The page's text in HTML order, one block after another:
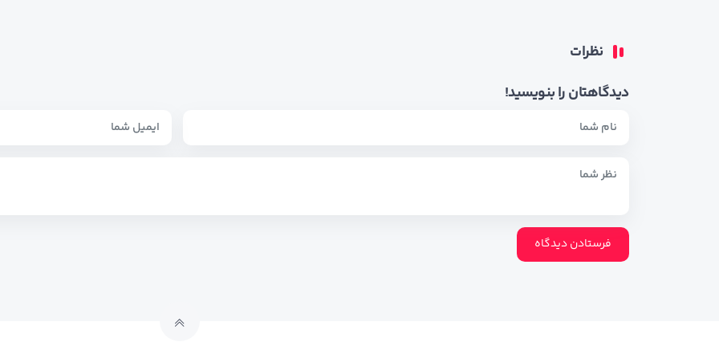
نظرات
دیدگاهتان را بنویسید!